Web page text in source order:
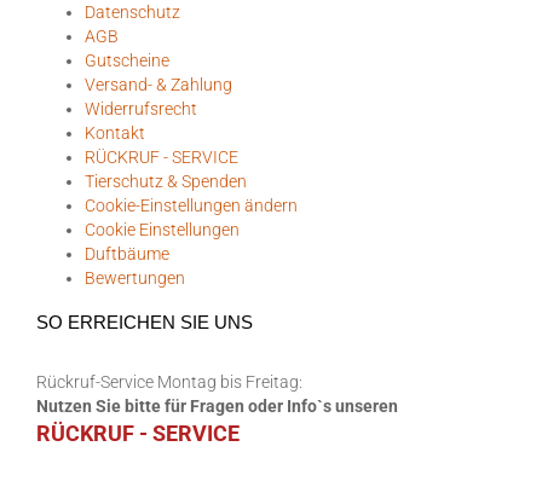
Datenschutz
AGB
Gutscheine
Versand- & Zahlung
Widerrufsrecht
Kontakt
RÜCKRUF - SERVICE
Tierschutz & Spenden
Cookie-Einstellungen ändern
Cookie Einstellungen
Duftbäume
Bewertungen
SO ERREICHEN SIE UNS
Rückruf-Service Montag bis Freitag:
Nutzen Sie bitte für Fragen oder Info`s unseren
RÜCKRUF - SERVICE